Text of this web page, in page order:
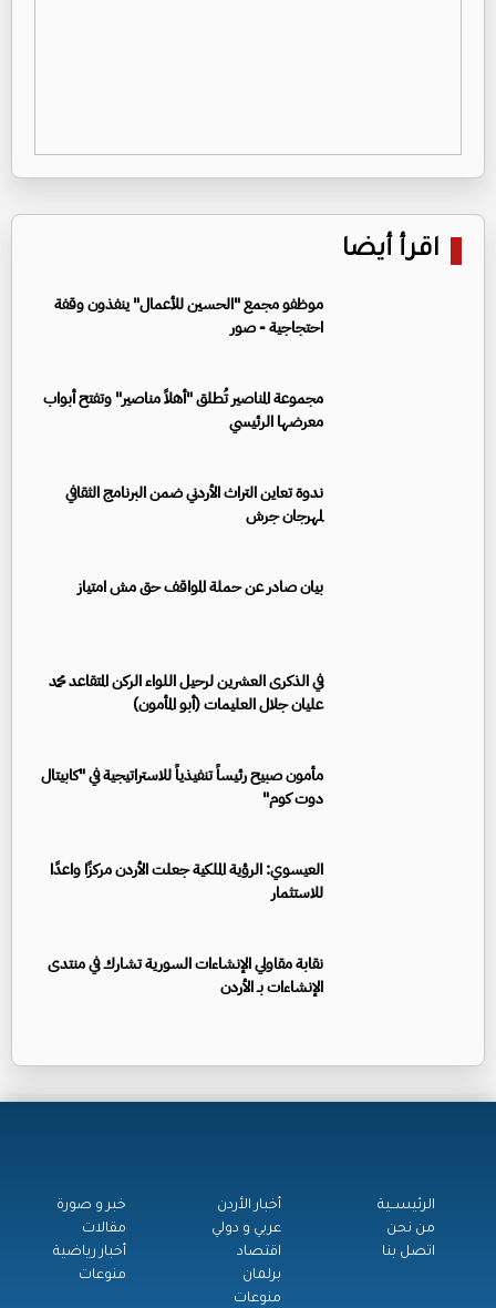
اقرأ أيضا
موظفو مجمع "الحسين للأعمال" ينفذون وقفة
احتجاجية - صور
مجموعة المناصير تُطلق "أهلاً مناصير" وتفتح أبواب
معرضها الرئيسي
ندوة تعاين التراث الأردني ضمن البرنامج الثقافي
لمهرجان جرش
بيان صادر عن حملة المواقف حق مش امتياز
في الذكرى العشرين لرحيل اللواء الركن المتقاعد محمد
عليان جلال العليمات (أبو المأمون)
مأمون صبيح رئيساً تنفيذياً للاستراتيجية في "كابيتال
دوت كوم"
العيسوي: الرؤية الملكية جعلت الأردن مركزًا واعدًا
للاستثمار
نقابة مقاولي الإنشاءات السورية تشارك في منتدى
الإنشاءات بـ الأردن
الرئيســية
من نحن
اتصل بنا
أخبار الأردن
عربي و دولي
اقتصاد
برلمان
منوعات
خبر و صورة
مقالات
أخبار رياضية
منوعات